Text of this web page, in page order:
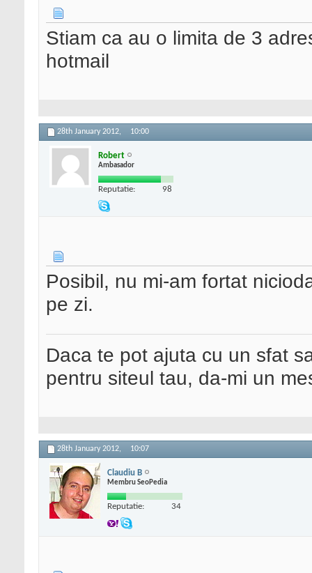
Stiam ca au o limita de 3
hotmail
28th January 2012, 10:00
Robert
Ambasador
Reputatie: 98
Posibil, nu mi-am fortat
pe zi.
Daca te pot ajuta cu un sfat
pentru siteul tau, da-mi un
28th January 2012, 10:07
Claudiu B
Membru SeoPedia
Reputatie: 34